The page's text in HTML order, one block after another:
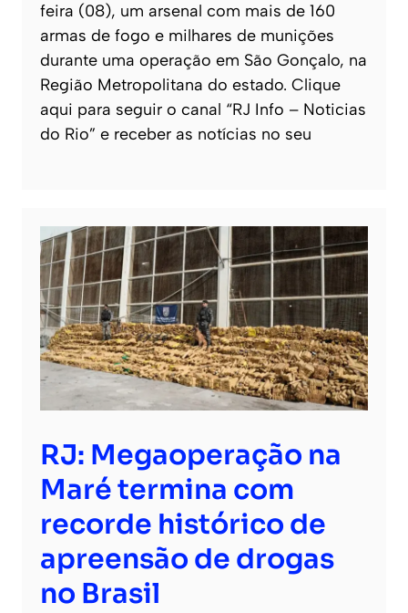
feira (08), um arsenal com mais de 160
armas de fogo e milhares de munições
durante uma operação em São Gonçalo, na
Região Metropolitana do estado. Clique
aqui para seguir o canal “RJ Info – Noticias
do Rio” e receber as notícias no seu
RJ: Megaoperação na
Maré termina com
recorde histórico de
apreensão de drogas
no Brasil